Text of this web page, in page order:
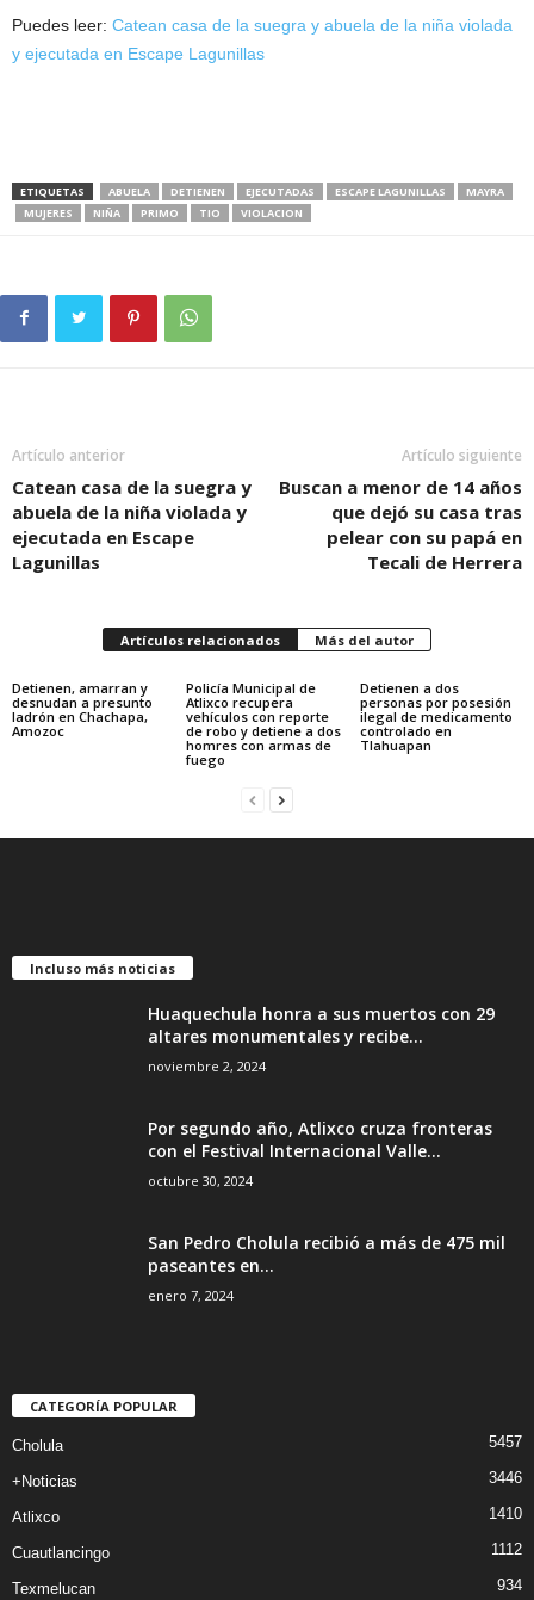
Puedes leer: Catean casa de la suegra y abuela de la niña violada
y ejecutada en Escape Lagunillas
ETIQUETAS ABUELA DETIENEN EJECUTADAS ESCAPE LAGUNILLAS
MAYRA
MUJERES
NIÑA PRIMO TIO VIOLACION
Artículo anterior
Catean casa de la suegra y
abuela de la niña violada y
ejecutada en Escape
Lagunillas
Artículo siguiente
Buscan a menor de 14 años
que dejó su casa tras
pelear con su papá en
Tecali de Herrera
Artículos relacionados Más del autor
Detienen, amarran y
desnudan a presunto
ladrón en Chachapa,
Amozoc
Policía Municipal de
Atlixco recupera
vehículos con reporte
de robo y detiene a dos
homres con armas de
fuego
Detienen a dos
personas por posesión
ilegal de medicamento
controlado en
Tlahuapan
Incluso más noticias
Huaquechula honra a sus muertos con 29
altares monumentales y recibe...
noviembre 2, 2024
Por segundo año, Atlixco cruza fronteras
con el Festival Internacional Valle...
octubre 30, 2024
San Pedro Cholula recibió a más de 475 mil
paseantes en...
enero 7, 2024
CATEGORÍA POPULAR
Cholula 5457
+Noticias 3446
Atlixco 1410
Cuautlancingo 1112
Texmelucan 934